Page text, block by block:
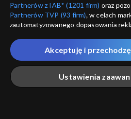
Pytanie dnia
08.03.2026 – Henryka
Partnerów z IAB* (1201 firm) oraz
Partnerów TVP (93 firm), w celach
zautomatyzowanego dopasowania
które wskazujemy poniżej, a także
przez nas identyfikatora PPID do
Twoje dane osobowe zbierane
Ciebie naszych
poszczególnych
„Portalem”, w tym informacje
Ustawienia
Akceptuję i